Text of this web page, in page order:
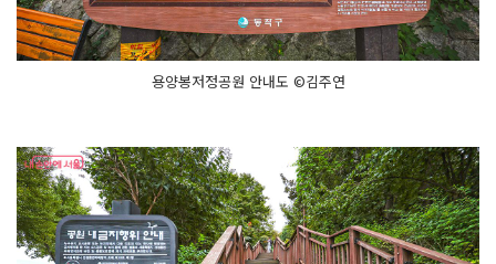
용양봉저정공원 안내도 ©김주연